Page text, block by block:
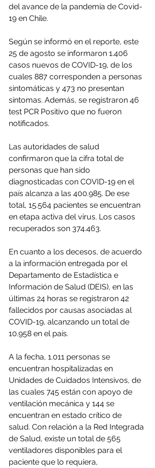
del avance de la pandemia de Covid-
19 en Chile.
Según se informó en el reporte, este
25 de agosto se informaron 1.406
casos nuevos de COVID-19, de los
cuales 887 corresponden a personas
sintomáticas y 473 no presentan
síntomas. Además, se registraron 46
test PCR Positivo que no fueron
notificados.
Las autoridades de salud
confirmaron que la cifra total de
personas que han sido
diagnosticadas con COVID-19 en el
país alcanza a las 400.985. De ese
total, 15.564 pacientes se encuentran
en etapa activa del virus. Los casos
recuperados son 374.463.
En cuanto a los decesos, de acuerdo
a la información entregada por el
Departamento de Estadística e
Información de Salud (DEIS), en las
últimas 24 horas se registraron 42
fallecidos por causas asociadas al
COVID-19, alcanzando un total de
10.958 en el país.
A la fecha, 1.011 personas se
encuentran hospitalizadas en
Unidades de Cuidados Intensivos, de
las cuales 745 están con apoyo de
ventilación mecánica y 144 se
encuentran en estado crítico de
salud. Con relación a la Red Integrada
de Salud, existe un total de 565
ventiladores disponibles para el
paciente que lo requiera,